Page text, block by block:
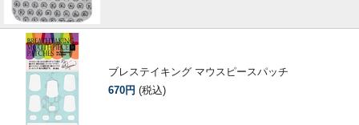
ブレステイキング マウスピースパッチ
670円 (税込)